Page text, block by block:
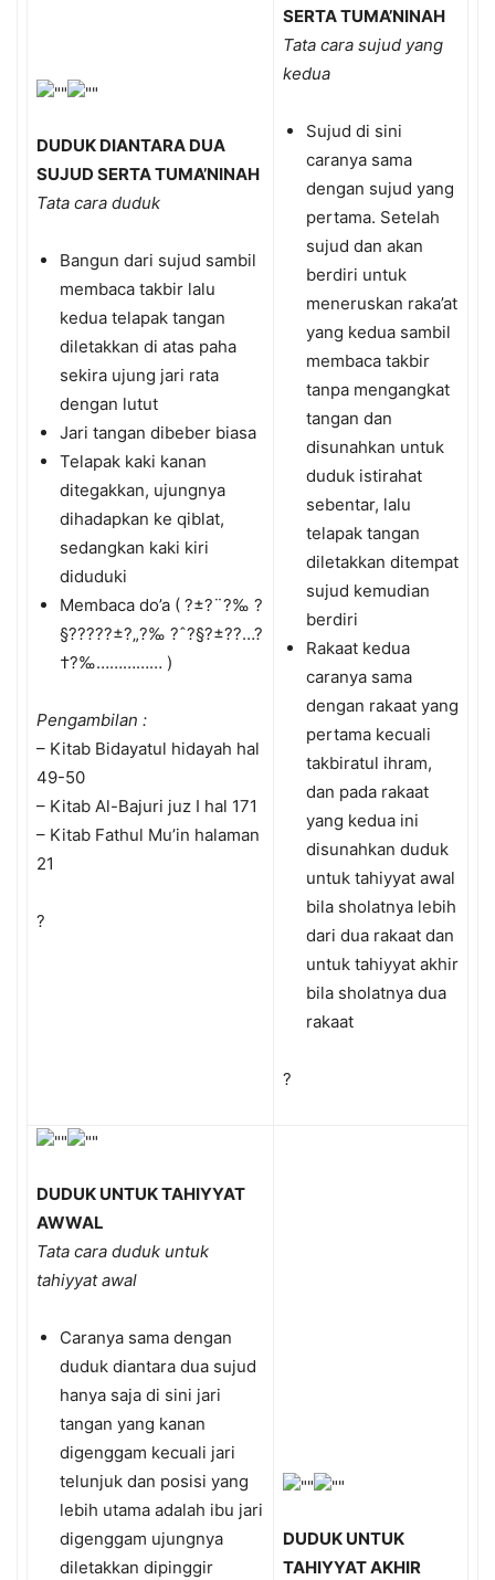
DUDUK DIANTARA DUA
SUJUD SERTA TUMA’NINAH
Tata cara duduk
Bangun dari sujud sambil
membaca takbir lalu
kedua telapak tangan
diletakkan di atas paha
sekira ujung jari rata
dengan lutut
Jari tangan dibeber biasa
Telapak kaki kanan
ditegakkan, ujungnya
dihadapkan ke qiblat,
sedangkan kaki kiri
diduduki
Membaca do’a ( ?±?¨?‰ ?
§?????±?„?‰ ?ˆ?§?±?­?…?
†?‰…………… )
Pengambilan :
– Kitab Bidayatul hidayah hal
49-50
– Kitab Al-Bajuri juz I hal 171
– Kitab Fathul Mu’in halaman
21
?
SERTA TUMA’NINAH
Tata cara sujud yang
kedua
Sujud di sini
caranya sama
dengan sujud yang
pertama. Setelah
sujud dan akan
berdiri untuk
meneruskan raka’at
yang kedua sambil
membaca takbir
tanpa mengangkat
tangan dan
disunahkan untuk
duduk istirahat
sebentar, lalu
telapak tangan
diletakkan ditempat
sujud kemudian
berdiri
Rakaat kedua
caranya sama
dengan rakaat yang
pertama kecuali
takbiratul ihram,
dan pada rakaat
yang kedua ini
disunahkan duduk
untuk tahiyyat awal
bila sholatnya lebih
dari dua rakaat dan
untuk tahiyyat akhir
bila sholatnya dua
rakaat
?
DUDUK UNTUK TAHIYYAT
AWWAL
Tata cara duduk untuk
tahiyyat awal
Caranya sama dengan
duduk diantara dua sujud
hanya saja di sini jari
tangan yang kanan
digenggam kecuali jari
telunjuk dan posisi yang
lebih utama adalah ibu jari
digenggam ujungnya
diletakkan dipinggir
DUDUK UNTUK
TAHIYYAT AKHIR